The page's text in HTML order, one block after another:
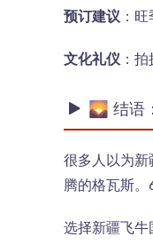
预订建议 ：
文化礼仪 ：
🌄 结语
很多人以为新
腾的格瓦斯。
选择新疆飞牛